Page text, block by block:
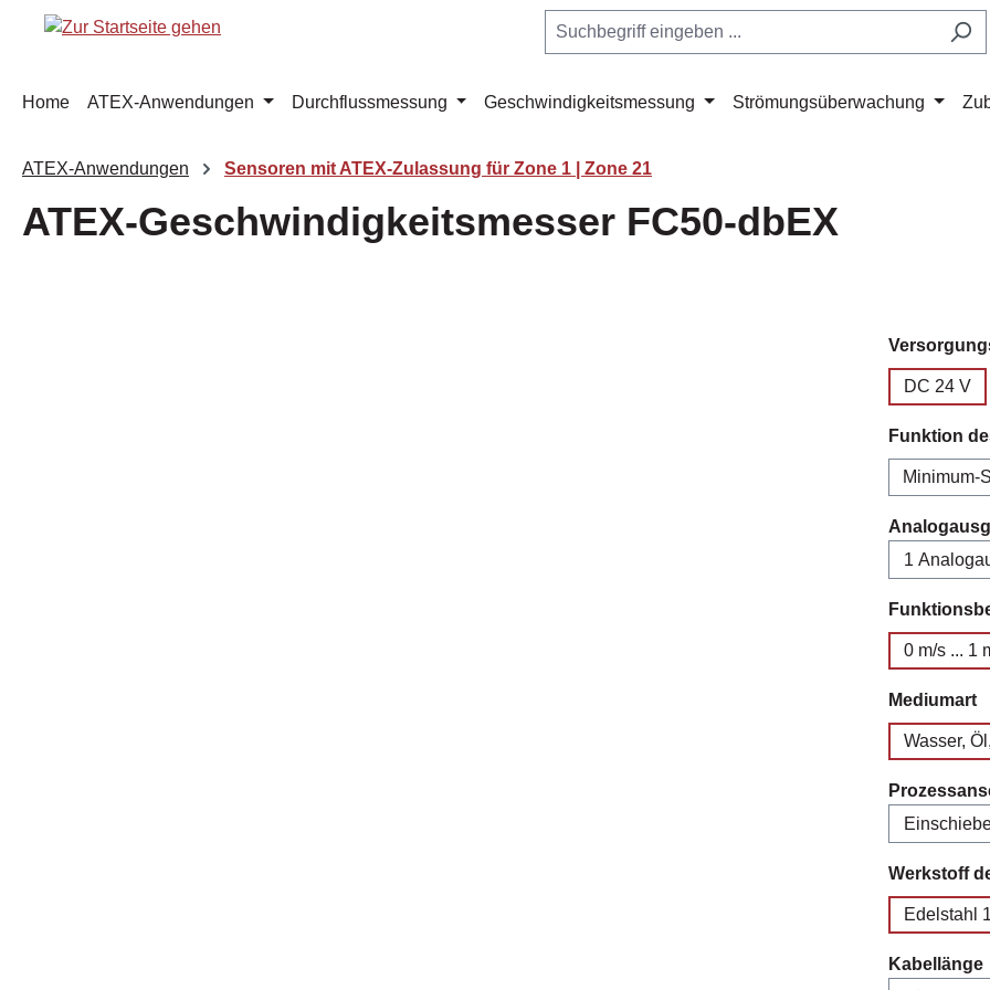
Hauptinhalt springen
Zur Suche springen
Zur Hauptnavigation springen
Home ATEX-Anwendungen Durchflussmessung Geschwindigkeitsmessung Strömungsüberwachung
ATEX-Anwendungen Sensoren mit ATEX-Zulassung für Zone 1 | Zone 21
ATEX-Geschwindigkeitsmesser FC50-dbEX
DC 24 V
Funktion
Minimum-
0 m/s ... 1
Mediumart
Wasser,
Werkstoff
Edelstahl
Kabellänge